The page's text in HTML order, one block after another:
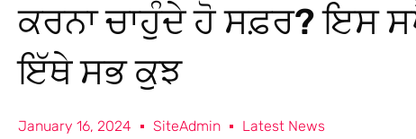
ਕਰਨਾ ਚਾਹੁੰਦੇ ਹੋ ਸਫ਼ਰ? ਇਸ
ਇੱਥੇ ਸਭ ਕੁਝ
January 16, 2024 SiteAdmin Latest News